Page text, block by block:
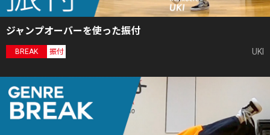
ジャンプオーバーを使った振付
BREAK 振付 UKI